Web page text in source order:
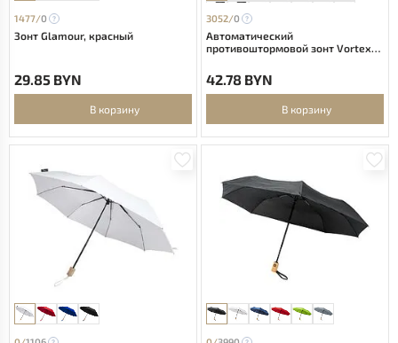
1477/0
Зонт Glamour, красный
29.85 BYN
В корзину
3052/0
Автоматический
противоштормовой зонт Vortex
42.78 BYN
В корзину